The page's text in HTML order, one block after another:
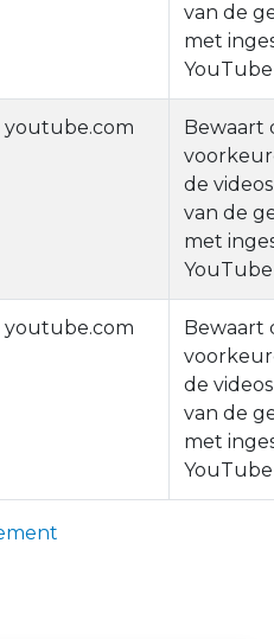
van de
met
youtube.com
Bewaart
de
van de
met
youtube.com
Bewaart
de
van de
met